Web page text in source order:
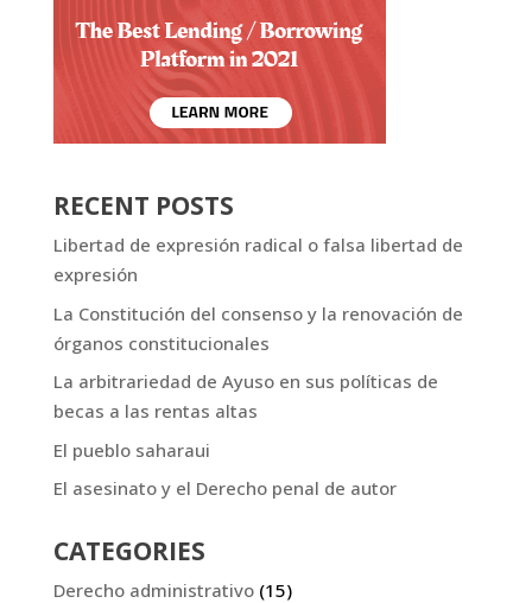
RECENT POSTS
Libertad de expresión radical o falsa libertad de
expresión
La Constitución del consenso y la renovación de
órganos constitucionales
La arbitrariedad de Ayuso en sus políticas de
becas a las rentas altas
El pueblo saharaui
El asesinato y el Derecho penal de autor
CATEGORIES
Derecho administrativo(15)